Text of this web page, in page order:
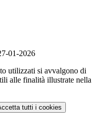
01-2026
utilizzati si avvalgono di
alle finalità illustrate nella
tutti i cookies